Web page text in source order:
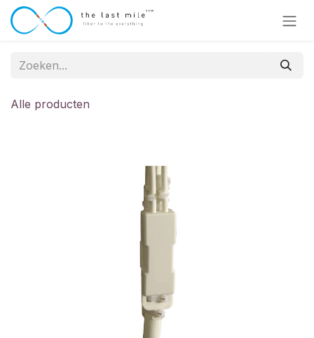
Overslaan naar inhoud
Alle producten